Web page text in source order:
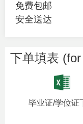
免费包邮
安全送达
下单填表
毕业证/学位证